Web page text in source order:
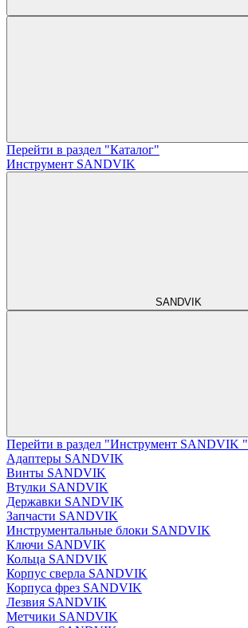
Перейти в раздел "Каталог"
Инструмент SANDVIK
SANDVIK
Перейти в раздел "Инструмент SANDVIK "
Адаптеры SANDVIK
Винты SANDVIK
Втулки SANDVIK
Державки SANDVIK
Запчасти SANDVIK
Инструментальные блоки SANDVIK
Ключи SANDVIK
Кольца SANDVIK
Корпус сверла SANDVIK
Корпуса фрез SANDVIK
Лезвия SANDVIK
Метчики SANDVIK